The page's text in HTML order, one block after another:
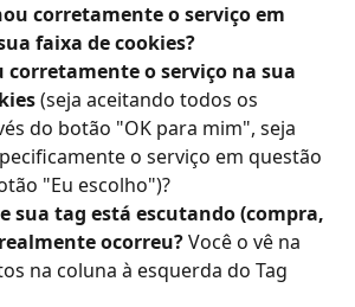
corretamente o serviço em
faixa de cookies?
corretamente o serviço na sua
(seja aceitando todos os
do botão "OK para mim", seja
o serviço em questão
"Eu escolho")?
sua tag está escutando (compra,
ocorreu? Você o vê na
na coluna à esquerda do Tag